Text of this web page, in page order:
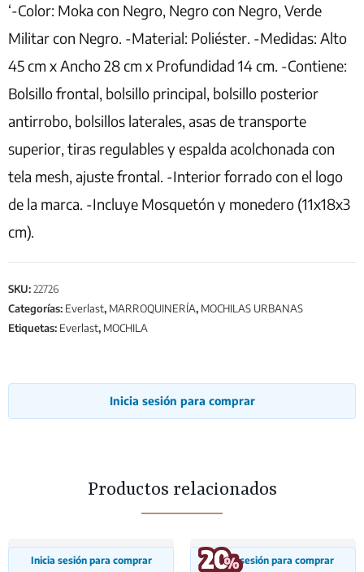
‘-Color: Moka con Negro, Negro con Negro, Verde
Militar con Negro. -Material: Poliéster. -Medidas: Alto
45 cm x Ancho 28 cm x Profundidad 14 cm. -Contiene:
Bolsillo frontal, bolsillo principal, bolsillo posterior
antirrobo, bolsillos laterales, asas de transporte
superior, tiras regulables y espalda acolchonada con
tela mesh, ajuste frontal. -Interior forrado con el logo
de la marca. -Incluye Mosquetón y monedero (11x18x3
cm).
SKU:22726
Categorías: Everlast, MARROQUINERÍA, MOCHILAS URBANAS
Etiquetas: Everlast, MOCHILA
Inicia sesión para comprar
Productos relacionados
Inicia sesión para comprar Inicia sesión para comprar